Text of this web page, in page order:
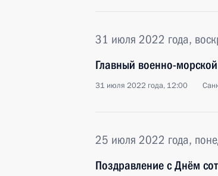
31 июля 2022 года,
Главный военно-
31 июля 2022 года, 12:00
25 июля 2022 года,
Поздравление с Днём